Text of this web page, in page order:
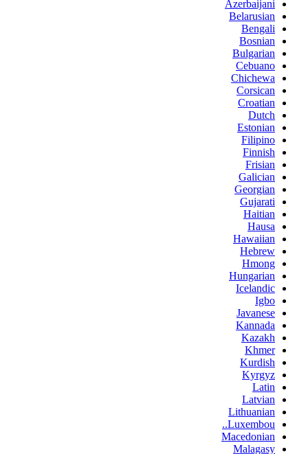
Azerbaijani
Belarusian
Bengali
Bosnian
Bulgarian
Cebuano
Chichewa
Corsican
Croatian
Dutch
Estonian
Filipino
Finnish
Frisian
Galician
Georgian
Gujarati
Haitian
Hausa
Hawaiian
Hebrew
Hmong
Hungarian
Icelandic
Igbo
Javanese
Kannada
Kazakh
Khmer
Kurdish
Kyrgyz
Latin
Latvian
Lithuanian
Luxembou..
Macedonian
Malagasy